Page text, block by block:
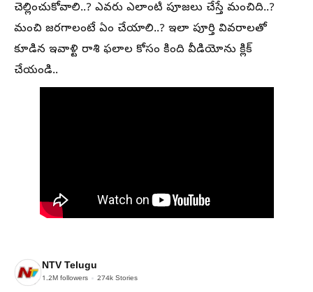
చెల్లించుకోవాలి..? ఎవరు ఎలాంటి పూజలు చేస్తే మంచిది..?
మంచి జరగాలంటే ఏం చేయాలి..? ఇలా పూర్తి వివరాలతో
కూడిన ఇవాళ్టి రాశి ఫలాల కోసం కింది వీడియోను క్లిక్
చేయండి..
NTV Telugu
1.2M followers 274k Stories